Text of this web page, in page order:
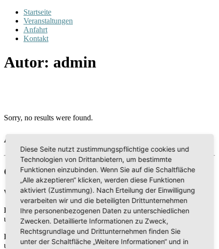
Startseite
Veranstaltungen
Anfahrt
Kontakt
Autor: admin
Sorry, no results were found.
All Posts
Gottesdienst
Wir freuen uns, jeden Samstag gemeinsam Gottesdienst zu feiern:
Bibelgespräch
um 10:00 Uhr
Predigt
um 11:00 Uhr
Diese Seite nutzt zustimmungspflichtige cookies und
Technologien von Drittanbietern, um bestimmte
Funktionen einzubinden. Wenn Sie auf die Schaltfläche
„Alle akzeptieren“ klicken, werden diese Funktionen
aktiviert (Zustimmung). Nach Erteilung der Einwilligung
verarbeiten wir und die beteiligten Drittunternehmen
Ihre personenbezogenen Daten zu unterschiedlichen
Zwecken. Detaillierte Informationen zu Zweck,
Rechtsgrundlage und Drittunternehmen finden Sie
unter der Schaltfläche „Weitere Informationen“ und in